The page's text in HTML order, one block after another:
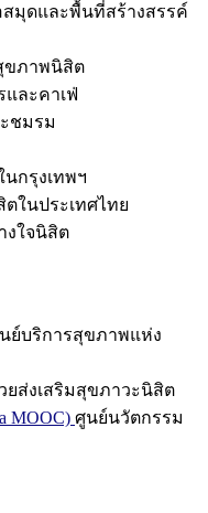
มุดและพื้นที่สร้างสรรค์
ขภาพนิสิต
และคาเฟ่
ชมรม
กรุงเทพฯ
ในประเทศไทย
งใจนิสิต
ย์บริการสุขภาพแห่ง
ยส่งเสริมสุขภาวะนิสิต
MOOC) ศูนย์นวัตกรรม